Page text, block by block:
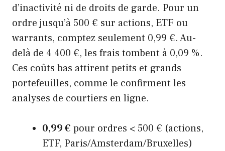
d’inactivité ni de droits de garde. Pour un
ordre jusqu’à 500 € sur actions, ETF ou
warrants, comptez seulement 0,99 €. Au-
delà de 4 400 €, les frais tombent à 0,09 %.
Ces coûts bas attirent petits et grands
portefeuilles, comme le confirment les
analyses de courtiers en ligne.
0,99 € pour ordres < 500 € (actions,
ETF, Paris/Amsterdam/Bruxelles)